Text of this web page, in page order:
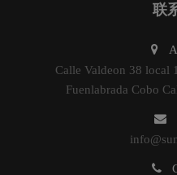
联
Calle Valdeon 38 local
Fuenlabrada Cobo